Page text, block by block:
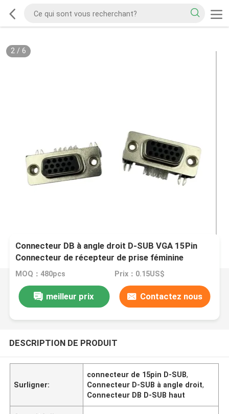
2/ 6
Connecteur DB à angle droit D-SUB VGA 15Pin
Connecteur de récepteur de prise féminine
MOQ：480pcs Prix：0.15US$
meilleur prix Contactez nous
DESCRIPTION DE PRODUIT
Surligner:
connecteur de 15pin D-SUB,
Connecteur D-SUB à angle droit,
Connecteur DB D-SUB haut